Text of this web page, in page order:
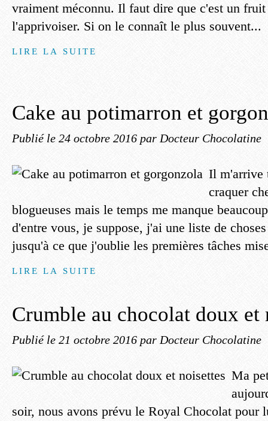
vraiment méconnu. Il faut dire que c'est un
l'apprivoiser. Si on le connaît le plus souvent...
LIRE LA SUITE
Cake au potimarron et
Publié le 24 octobre 2016 par Docteur Chocolatine
Il m'arrive
craquer
blogueuses mais le temps me manque
d'entre vous, je suppose, j'ai une liste de
jusqu'à ce que j'oublie les premières tâches
LIRE LA SUITE
Crumble au chocolat doux et
Publié le 21 octobre 2016 par Docteur Chocolatine
Ma
soir, nous avons prévu le Royal Chocolat pour